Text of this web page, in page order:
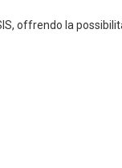
offrendo la